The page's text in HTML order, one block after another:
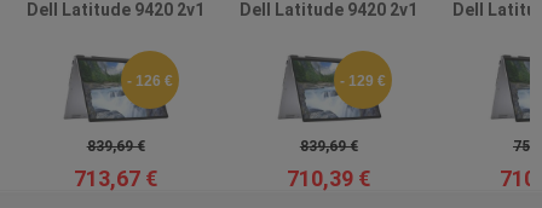
Dell Latitude 9420 2v1
- 126 €
839,69 €
713,67 €
Dell Latitude 9420 2v1
- 129 €
839,69 €
710,39 €
Dell